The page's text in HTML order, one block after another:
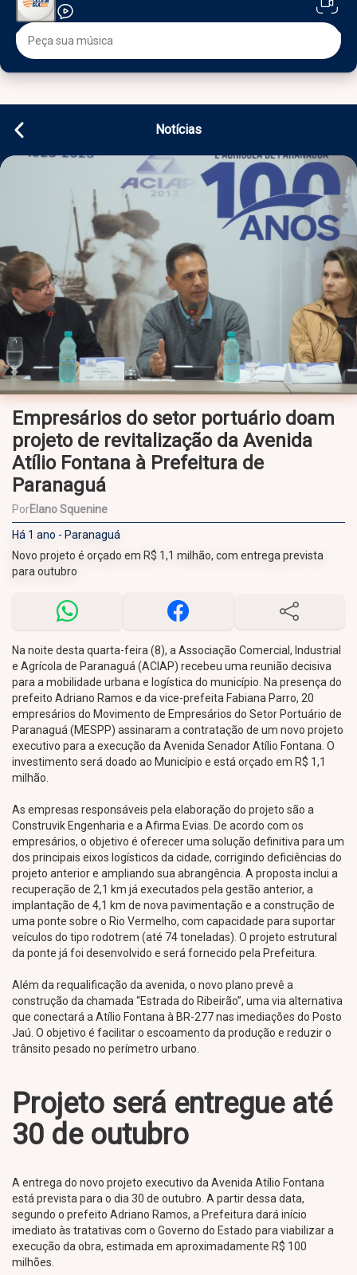
Notícias
Empresários do setor portuário doam
projeto de revitalização da Avenida
Atílio Fontana à Prefeitura de
Paranaguá
PorElano Squenine
Há 1 ano - Paranaguá
Novo projeto é orçado em R$ 1,1 milhão, com entrega prevista
para outubro
Na noite desta quarta-feira (8), a Associação Comercial, Industrial
e Agrícola de Paranaguá (ACIAP) recebeu uma reunião decisiva
para a mobilidade urbana e logística do município. Na presença do
prefeito Adriano Ramos e da vice-prefeita Fabiana Parro, 20
empresários do Movimento de Empresários do Setor Portuário de
Paranaguá (MESPP) assinaram a contratação de um novo projeto
executivo para a execução da Avenida Senador Atílio Fontana. O
investimento será doado ao Município e está orçado em R$ 1,1
milhão.
As empresas responsáveis pela elaboração do projeto são a
Construvik Engenharia e a Afirma Evias. De acordo com os
empresários, o objetivo é oferecer uma solução definitiva para um
dos principais eixos logísticos da cidade, corrigindo deficiências do
projeto anterior e ampliando sua abrangência. A proposta inclui a
recuperação de 2,1 km já executados pela gestão anterior, a
implantação de 4,1 km de nova pavimentação e a construção de
uma ponte sobre o Rio Vermelho, com capacidade para suportar
veículos do tipo rodotrem (até 74 toneladas). O projeto estrutural
da ponte já foi desenvolvido e será fornecido pela Prefeitura.
Além da requalificação da avenida, o novo plano prevê a
construção da chamada “Estrada do Ribeirão”, uma via alternativa
que conectará a Atílio Fontana à BR-277 nas imediações do Posto
Jaú. O objetivo é facilitar o escoamento da produção e reduzir o
trânsito pesado no perímetro urbano.
Projeto será entregue até
30 de outubro
A entrega do novo projeto executivo da Avenida Atílio Fontana
está prevista para o dia 30 de outubro. A partir dessa data,
segundo o prefeito Adriano Ramos, a Prefeitura dará início
imediato às tratativas com o Governo do Estado para viabilizar a
execução da obra, estimada em aproximadamente R$ 100
milhões.